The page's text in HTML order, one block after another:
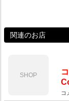
関連のお店
SHOP
コ